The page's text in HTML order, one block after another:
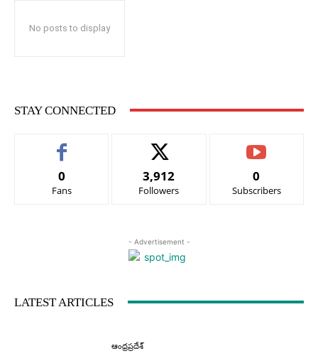
No posts to display
STAY CONNECTED
0
Fans
3,912
Followers
0
Subscribers
- Advertisement -
LATEST ARTICLES
ఆంధ్రప్రదేశ్